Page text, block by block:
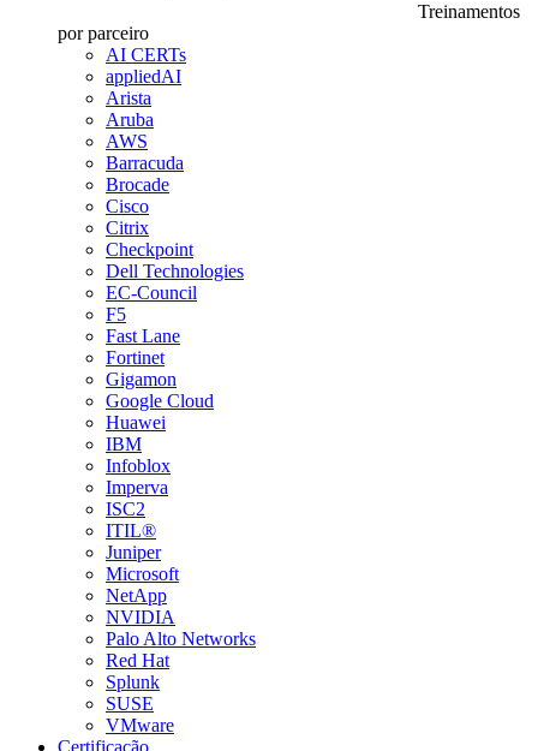
Treinamentos
por parceiro
AI CERTs
appliedAI
Arista
Aruba
AWS
Barracuda
Brocade
Cisco
Citrix
Checkpoint
Dell Technologies
EC-Council
F5
Fast Lane
Fortinet
Gigamon
Google Cloud
Huawei
IBM
Infoblox
Imperva
ISC2
ITIL®
Juniper
Microsoft
NetApp
NVIDIA
Palo Alto Networks
Red Hat
Splunk
SUSE
VMware
Certificação